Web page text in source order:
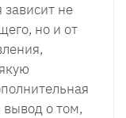
не
но и от
о том,